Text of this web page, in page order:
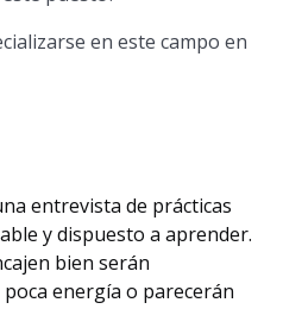
en este campo en
entrevista de prácticas
y dispuesto a aprender.
bien serán
energía o parecerán